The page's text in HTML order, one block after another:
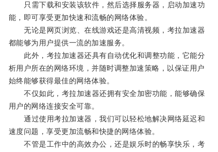
只需下载和安装该软件，然后选择服务器，启动加速功
能，即可享受更加快速和流畅的网络体验。
无论是网页浏览、在线游戏还是高清视频，考拉加速器
都能够为用户提供一流的加速服务。
此外，考拉加速器还具有自动优化和调整功能，它能分
析用户所在的网络环境，并随时调整加速策略，以保证用户
始终能够获得最佳的网络体验。
不仅如此，考拉加速器还拥有安全加密功能，能够确保
用户的网络连接安全可靠。
通过使用考拉加速器，我们可以轻松地解决网络延迟和
速度问题，享受更加流畅和快捷的网络体验。
不管是工作中的高效办公，还是娱乐时的畅享快乐，考